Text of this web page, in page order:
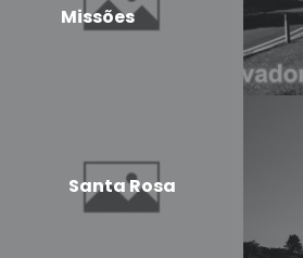
Missões
Santa Rosa